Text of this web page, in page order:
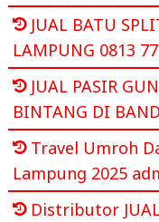
JUAL BATU
LAMPUNG 0813
JUAL PASIR
BINTANG DI
Travel Umroh
Lampung 2025
Distributor